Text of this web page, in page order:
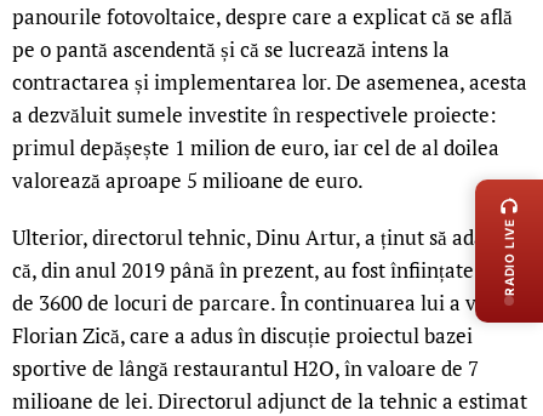
panourile fotovoltaice, despre care a explicat că se află
pe o pantă ascendentă și că se lucrează intens la
contractarea și implementarea lor. De asemenea, acesta
a dezvăluit sumele investite în respectivele proiecte:
primul depășește 1 milion de euro, iar cel de al doilea
valorează aproape 5 milioane de euro.
Ulterior, directorul tehnic, Dinu Artur, a ținut să adauge
că, din anul 2019 până în prezent, au fost înființate în jur
de 3600 de locuri de parcare. În continuarea lui a vorbit
Florian Zică, care a adus în discuție proiectul bazei
sportive de lângă restaurantul H2O, în valoare de 7
milioane de lei. Directorul adjunct de la tehnic a estimat
RADIO LIVE